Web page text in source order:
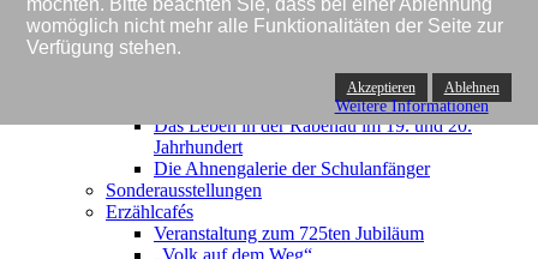
Aktuell
Dauerausstellungen
Carl Engel von der Rabenau
Der Rabenauer "Lungstein"
Der "Volksschriftsteller" O. Glaubrecht
Das Leben in der Rabenau im 19. und 20.
Jahrhundert
Die Ahnengalerie der Schulanfänger
Sonderausstellungen
Erzählcafés
Veranstaltung zum 725ten Jubiläum
„Volk auf dem Weg“
möchten. Bitte beachten Sie, dass bei einer Ablehnung
womöglich nicht mehr alle Funktionalitäten der Seite zur
Verfügung stehen.
Akzeptieren Ablehnen
Weitere Informationen